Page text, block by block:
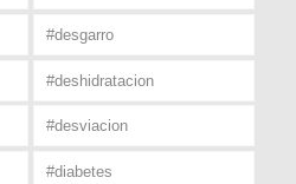
#desgarro
#deshidratacion
#desviacion
#diabetes